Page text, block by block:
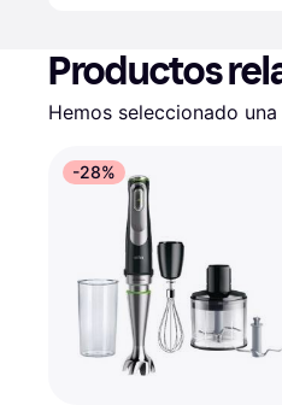
Productos
Hemos seleccionado
-28%